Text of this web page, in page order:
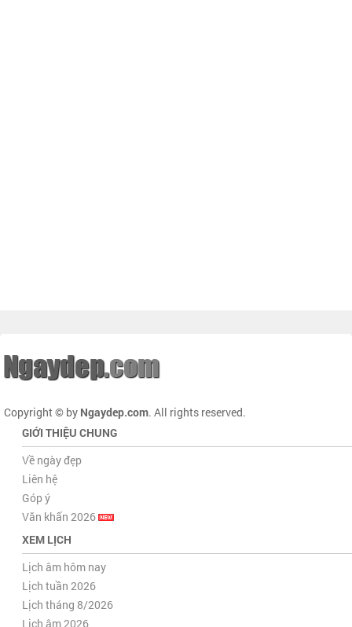
Copyright © by Ngaydep.com. All rights reserved.
GIỚI THIỆU CHUNG
Về ngày đẹp
Liên hệ
Góp ý
Văn khấn 2026
XEM LỊCH
Lịch âm hôm nay
Lịch tuần 2026
Lịch tháng 8/2026
Lịch âm 2026